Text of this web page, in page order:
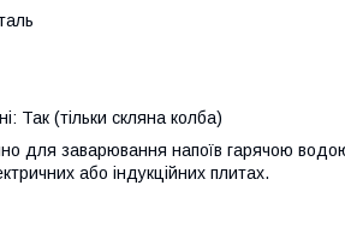
Так (тільки скляна колба)
для заварювання напоїв гарячою
або індукційних плитах.